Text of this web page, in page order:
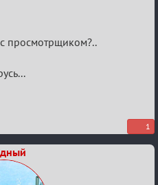
с просмотрщиком?..
1